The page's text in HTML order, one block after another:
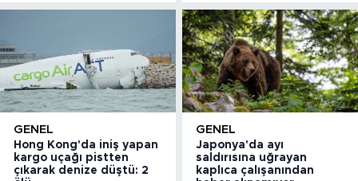
GENEL
Hong Kong'da iniş yapan
kargo uçağı pistten
çıkarak denize düştü: 2
GENEL
Japonya'da ayı
saldırısına uğrayan
kaplıca çalışanından